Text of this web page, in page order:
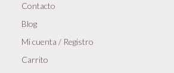
Contacto
Blog
Mi cuenta / Registro
Carrito